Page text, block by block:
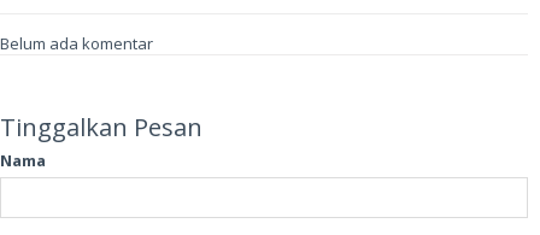
Belum ada komentar
Tinggalkan Pesan
Nama